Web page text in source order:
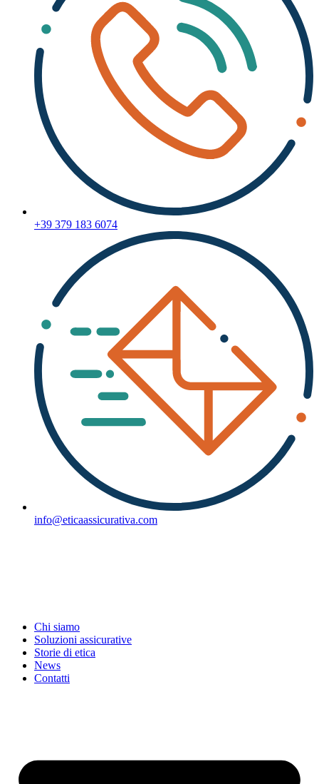
+39 379 183 6074
info@eticaassicurativa.com
Chi siamo
Soluzioni assicurative
Storie di etica
News
Contatti